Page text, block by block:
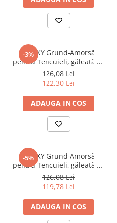
-3%
STICKY Grund-Amorsă
pentru Tencuieli, găleată 15
kg, mandarin
126,08 Lei
122,30 Lei
ADAUGA IN COS
-5%
STICKY Grund-Amorsă
pentru Tencuieli, găleată 15
kg, marone
126,08 Lei
119,78 Lei
ADAUGA IN COS